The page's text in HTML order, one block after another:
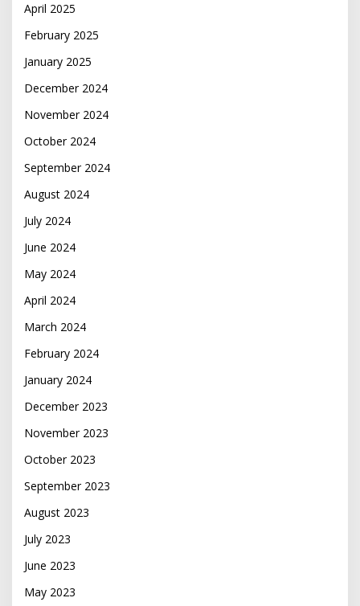
April 2025
February 2025
January 2025
December 2024
November 2024
October 2024
September 2024
August 2024
July 2024
June 2024
May 2024
April 2024
March 2024
February 2024
January 2024
December 2023
November 2023
October 2023
September 2023
August 2023
July 2023
June 2023
May 2023